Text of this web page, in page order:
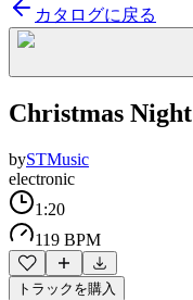
カタログに戻る
Christmas Night
bySTMusic
electronic
1:20
119 BPM
トラックを購入